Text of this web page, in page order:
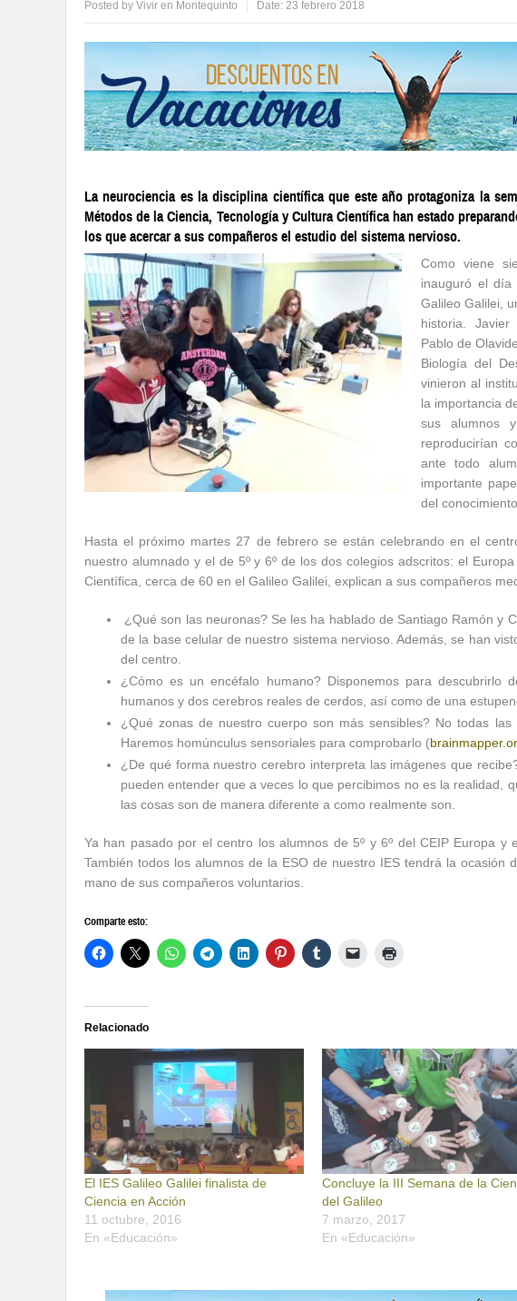
Posted by Vivir en Montequinto Date: 23 febrero 2018
La neurociencia es la disciplina científica que este año protagoniza la
Métodos de la Ciencia, Tecnología y Cultura Científica han estado
los que acercar a sus compañeros el estudio del sistema nervioso.
Como viene
inauguró el día
Galileo Galilei,
historia.
Pablo de
Biología del
vinieron al
la importancia
sus alumnos
reproducirían
ante todo
importante
del
Hasta el próximo martes 27 de febrero se están celebrando en el
nuestro alumnado y el de 5º y 6º de los dos colegios adscritos: el
Científica, cerca de 60 en el Galileo Galilei, explican a sus compañeros
¿Qué son las neuronas? Se les ha hablado de Santiago Ramón y
de la base celular de nuestro sistema nervioso. Además, se han
del centro.
¿Cómo es un encéfalo humano? Disponemos para descubrirlo
humanos y dos cerebros reales de cerdos, así como de una
¿Qué zonas de nuestro cuerpo son más sensibles? No todas
Haremos homúnculus sensoriales para comprobarlo (
¿De qué forma nuestro cerebro interpreta las imágenes que
pueden entender que a veces lo que percibimos no es la realidad,
las cosas son de manera diferente a como realmente son.
Ya han pasado por el centro los alumnos de 5º y 6º del CEIP Europa y
También todos los alumnos de la ESO de nuestro IES tendrá la ocasión
mano de sus compañeros voluntarios.
Comparte esto:
Relacionado
El IES Galileo Galilei finalista de
Ciencia en Acción
11 octubre, 2016
En «Educación»
Concluye la III Semana de la
del Galileo
7 marzo, 2017
En «Educación»